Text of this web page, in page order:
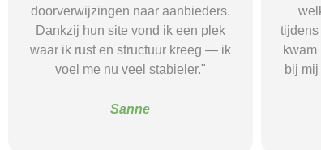
welke vragen ik moest stellen
tijdens intakegesprekken. Daardoor
kwam ik bij een aanbieder die echt
bij mij past. Mijn zelfstandigheid is